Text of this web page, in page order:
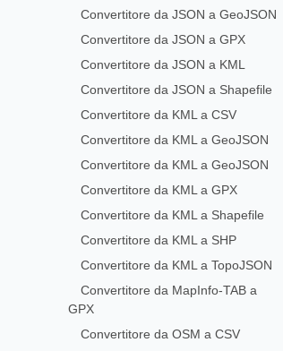
Convertitore da JSON a GeoJSON
Convertitore da JSON a GPX
Convertitore da JSON a KML
Convertitore da JSON a Shapefile
Convertitore da KML a CSV
Convertitore da KML a GeoJSON
Convertitore da KML a GeoJSON
Convertitore da KML a GPX
Convertitore da KML a Shapefile
Convertitore da KML a SHP
Convertitore da KML a TopoJSON
Convertitore da MapInfo-TAB a
GPX
Convertitore da OSM a CSV